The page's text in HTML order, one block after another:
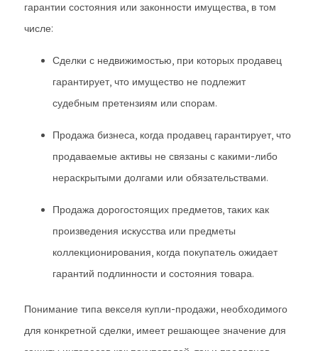
гарантии состояния или законности имущества, в том
числе:
Сделки с недвижимостью, при которых продавец
гарантирует, что имущество не подлежит
судебным претензиям или спорам.
Продажа бизнеса, когда продавец гарантирует, что
продаваемые активы не связаны с какими-либо
нераскрытыми долгами или обязательствами.
Продажа дорогостоящих предметов, таких как
произведения искусства или предметы
коллекционирования, когда покупатель ожидает
гарантий подлинности и состояния товара.
Понимание типа векселя купли-продажи, необходимого
для конкретной сделки, имеет решающее значение для